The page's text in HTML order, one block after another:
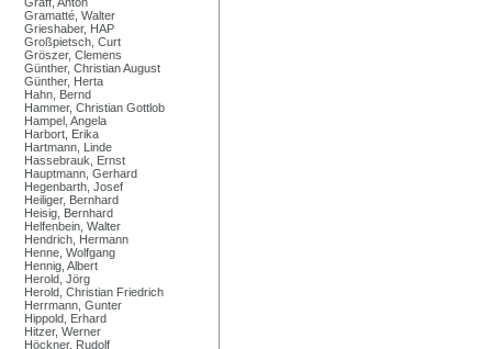
Gramatté, Walter
Grieshaber, HAP
Großpietsch, Curt
Gröszer, Clemens
Günther, Christian August
Günther, Herta
Hahn, Bernd
Hammer, Christian Gottlob
Hampel, Angela
Harbort, Erika
Hartmann, Linde
Hassebrauk, Ernst
Hauptmann, Gerhard
Hegenbarth, Josef
Heiliger, Bernhard
Heisig, Bernhard
Helfenbein, Walter
Hendrich, Hermann
Henne, Wolfgang
Hennig, Albert
Herold, Jörg
Herold, Christian Friedrich
Herrmann, Gunter
Hippold, Erhard
Hitzer, Werner
Höckner, Rudolf